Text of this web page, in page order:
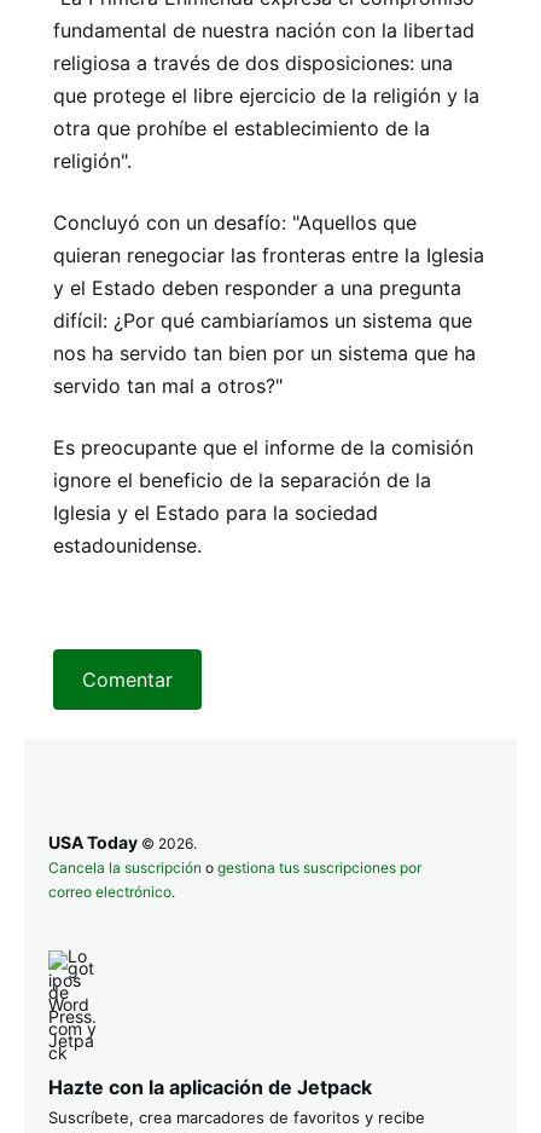
fundamental de nuestra nación con la libertad
religiosa a través de dos disposiciones: una
que protege el libre ejercicio de la religión y la
otra que prohíbe el establecimiento de la
religión".
Concluyó con un desafío: "Aquellos que
quieran renegociar las fronteras entre la Iglesia
y el Estado deben responder a una pregunta
difícil: ¿Por qué cambiaríamos un sistema que
nos ha servido tan bien por un sistema que ha
servido tan mal a otros?"
Es preocupante que el informe de la comisión
ignore el beneficio de la separación de la
Iglesia y el Estado para la sociedad
estadounidense.
Comentar
USA Today © 2026.
Cancela la suscripción o gestiona tus suscripciones por
correo electrónico.
Hazte con la aplicación de Jetpack
Suscríbete, crea marcadores de favoritos y recibe